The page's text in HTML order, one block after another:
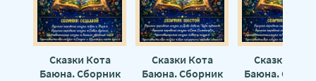
Сказки Кота
Баюна. Сборник
Сказки Кота
Баюна. Сборник
Сказки Кота
Баюна.